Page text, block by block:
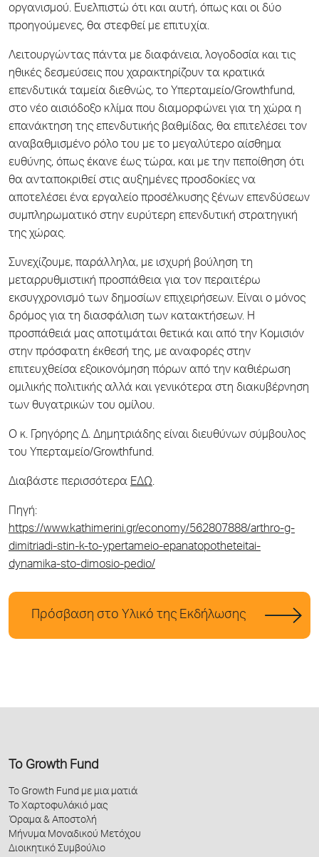
οργανισμού. Ευελπιστώ ότι και αυτή, όπως και οι δύο
προηγούμενες, θα στεφθεί με επιτυχία.
Λειτουργώντας πάντα με διαφάνεια, λογοδοσία και τις
ηθικές δεσμεύσεις που χαρακτηρίζουν τα κρατικά
επενδυτικά ταμεία διεθνώς, το Υπερταμείο/Growthfund,
στο νέο αισιόδοξο κλίμα που διαμορφώνει για τη χώρα η
επανάκτηση της επενδυτικής βαθμίδας, θα επιτελέσει τον
αναβαθμισμένο ρόλο του με το μεγαλύτερο αίσθημα
ευθύνης, όπως έκανε έως τώρα, και με την πεποίθηση ότι
θα ανταποκριθεί στις αυξημένες προσδοκίες να
αποτελέσει ένα εργαλείο προσέλκυσης ξένων επενδύσεων
συμπληρωματικό στην ευρύτερη επενδυτική στρατηγική
της χώρας.
Συνεχίζουμε, παράλληλα, με ισχυρή βούληση τη
μεταρρυθμιστική προσπάθεια για τον περαιτέρω
εκσυγχρονισμό των δημοσίων επιχειρήσεων. Είναι ο μόνος
δρόμος για τη διασφάλιση των κατακτήσεων. Η
προσπάθειά μας αποτιμάται θετικά και από την Κομισιόν
στην πρόσφατη έκθεσή της, με αναφορές στην
επιτευχθείσα εξοικονόμηση πόρων από την καθιέρωση
ομιλικής πολιτικής αλλά και γενικότερα στη διακυβέρνηση
των θυγατρικών του ομίλου.
Ο κ. Γρηγόρης Δ. Δημητριάδης είναι διευθύνων σύμβουλος
του Υπερταμείο/Growthfund.
Διαβάστε περισσότερα ΕΔΩ.
Πηγή:
https://www.kathimerini.gr/economy/562807888/arthro-g-
dimitriadi-stin-k-to-ypertameio-epanatopotheteitai-
dynamika-sto-dimosio-pedio/
Πρόσβαση στο Υλικό της Εκδήλωσης
Το Growth Fund
Το Growth Fund με μια ματιά
Το Χαρτοφυλάκιό μας
Όραμα & Αποστολή
Μήνυμα Μοναδικού Μετόχου
Διοικητικό Συμβούλιο